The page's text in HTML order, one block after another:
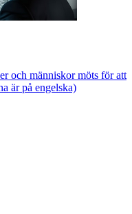
och människor möts för att
är på engelska)